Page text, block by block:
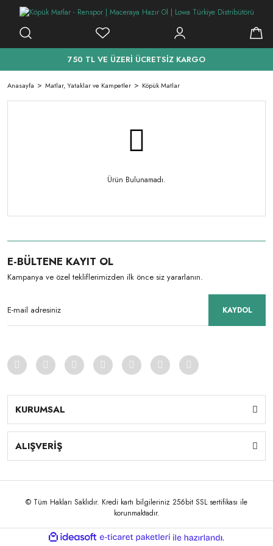
750 TL VE ÜZERİ ÜCRETSİZ KARGO
Anasayfa Matlar, Yataklar ve Kampetler Köpük Matlar
Ürün Bulunamadı.
E-BÜLTENE KAYIT OL
Kampanya ve özel tekliflerimizden ilk önce siz yararlanın.
KAYDOL
KURUMSAL
ALIŞVERİŞ
© Tüm Hakları Saklıdır. Kredi kartı bilgileriniz 256bit SSL sertifikası ile
korunmaktadır.
ideasoft
e-